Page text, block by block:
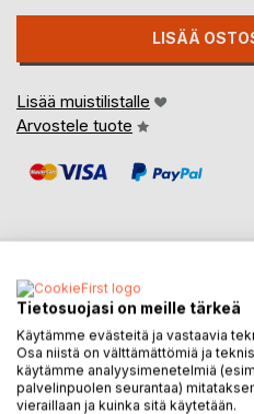
LISÄÄ
Lisää muistilistalle
Arvostele tuote
KUVAUS
Kesällä 1951 kirjailija Frans
matkustaa junalla Paula-
aikaan jäätelötyttö
Tietosuojasi on meille tärkeä
Käytämme evästeitä ja vastaavia
Osa niistä on välttämättömiä ja
käytämme analyysimenetelmiä
palvelinpuolen seurantaa)
vieraillaan ja kuinka sitä käytetään.